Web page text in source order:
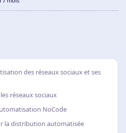
des réseaux sociaux et ses
réseaux sociaux
NoCode
la distribution automatisée